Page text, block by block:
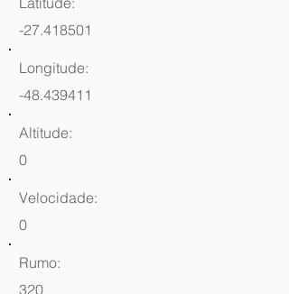
-27.418501
Longitude:
-48.439411
Altitude:
0
Velocidade:
0
Rumo:
320